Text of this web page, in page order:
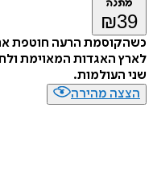
מתנה
₪39
כשהקוסמת הרעה חוטפת את
לארץ האגדות המאוימת
שני העולמות.
הצצה מהירה